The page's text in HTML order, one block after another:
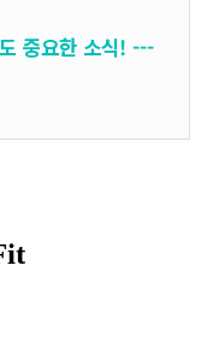
중요한 소식! ---